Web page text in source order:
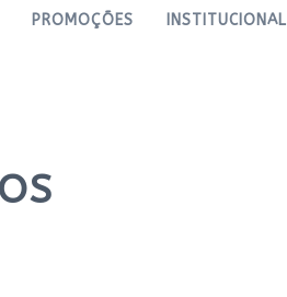
PROMOÇÕES INSTITUCIONAL